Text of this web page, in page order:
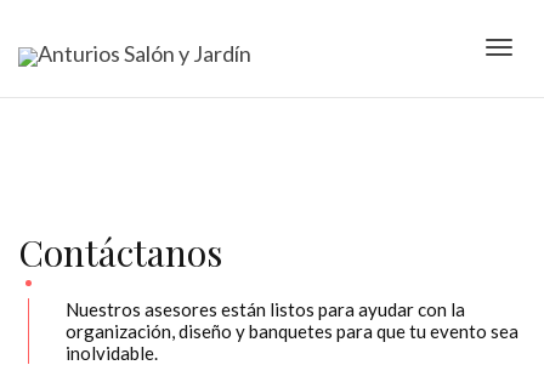
Contáctanos
Nuestros asesores están listos para ayudar con la
organización, diseño y banquetes para que tu evento sea
inolvidable.